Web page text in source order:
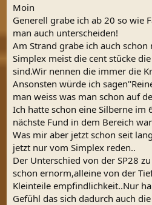
Moin
Generell grabe ich ab 20 so wie
man auch unterscheiden!
Am Strand grabe ich auch
Simplex meist die cent stücke
sind.Wir nennen die immer die
Ansonsten würde ich
man weiss was man schon auf
Ich hatte schon eine Silberne im
nächste Fund in dem Bereich
Was mir aber jetzt schon seit
jetzt nur vom Simplex reden..
Der Unterschied von der SP28
schon ernorm,alleine von der
Kleinteile empfindlichkeit..Nur
Gefühl das sich dadurch auch